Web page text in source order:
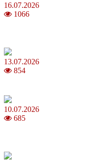
16.07.2026
1066
13.07.2026
854
10.07.2026
685